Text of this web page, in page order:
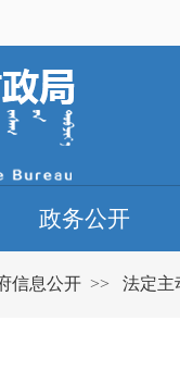
政务公开
信息公开 >> 法定主